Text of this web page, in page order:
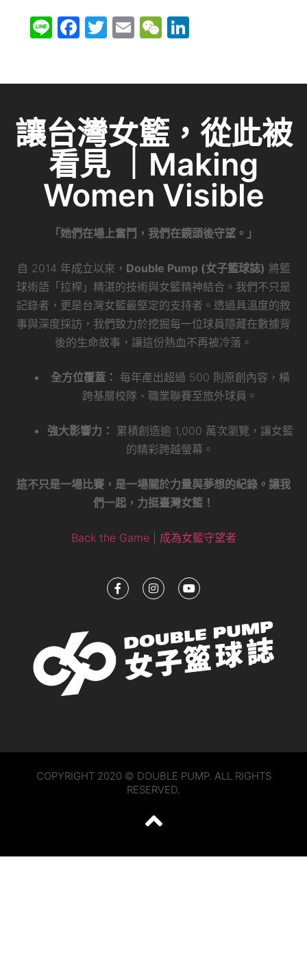
Li F
e
b
o
o
k
T
er
E
l
W
h
at
e
dI
n
讓台灣女籃，從此被
看見 ｜Making
Women Visible
「她們在場上奮鬥，我們在鏡頭後守望。」
自 2014 年成立以來， Double Pump (女子籃球誌) 將籃
球術語「拉桿」精湛的技術與女籃精神結合。我們不只是
記錄者，更是台灣女籃最堅定的支持者。透過具溫度的敘
事與深度採訪，我們致力於挖掘每一位球員隱藏在數據背
後的生命故事，讓這份熱血不再被冷落。
全方位覆蓋： 每年產出超過 500 則原創內容，橫
跨基層校隊、職業聯賽至旅外球員。
強大影響力：
累積創造逾 1,000 萬次瀏覽，讓女籃
的精彩跨越螢幕。
這不只是一場比賽，是一場關於力量與夢想的紀錄。讓我
們一起，力挺臺灣女籃！
Back the Game | 成為女籃守望者
COPYRIGHT 2020 © DOUBLE PUMP. ALL RIGHTS
RESERVED.